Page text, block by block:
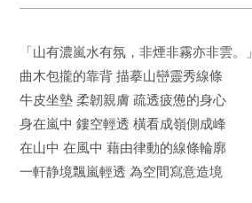
「山有濃嵐水有氛，非煙非霧亦非雲。」
曲木包攏的靠背 描摹山巒靈秀線條
牛皮坐墊 柔韌親膚 疏透疲憊的身心
身在嵐中 鏤空輕透 橫看成嶺側成峰
在山中 在風中 藉由律動的線條輪廓
一軒静境飄嵐輕透 為空間寫意造境